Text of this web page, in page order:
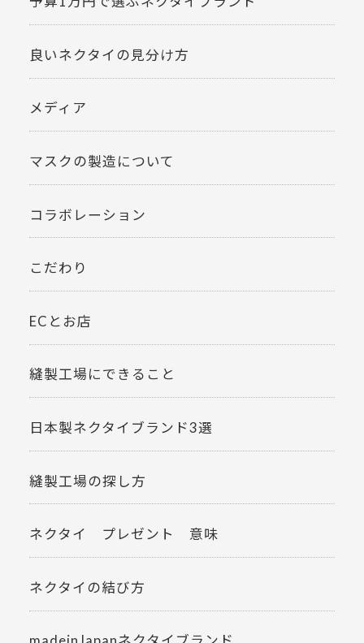
良いネクタイの見分け方
メディア
マスクの製造について
コラボレーション
こだわり
ECとお店
縫製工場にできること
日本製ネクタイブランド3選
縫製工場の探し方
ネクタイ プレゼント 意味
ネクタイの結び方